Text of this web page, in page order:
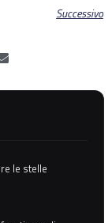
Successivo
le stelle